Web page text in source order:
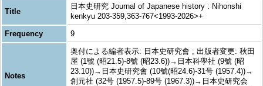
Title
日本史研究 Journal of Japanese history : Nihonshi
kenkyu 203-359,363-767<1993-2026>+
Frequency
9
Notes
奥付による編者表示: 日本史研究會 ; 出版者変更: 秋田
屋 (1號 (昭21.5)-8號 (昭23.6))→日本科學社 (9號 (昭
23.10))→日本史研究會 (10號(昭24.6)-31号 (1957.4))→
創元社 (32号 (1957.5)-89号 (1967.3))→日本史研究会